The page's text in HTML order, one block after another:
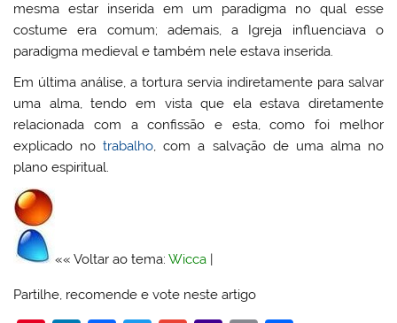
mesma estar inserida em um paradigma no qual esse
costume era comum; ademais, a Igreja influenciava o
paradigma medieval e também nele estava inserida.
Em última análise, a tortura servia indiretamente para salvar
uma alma, tendo em vista que ela estava diretamente
relacionada com a confissão e esta, como foi melhor
explicado notrabalho, com a salvação de uma alma no
plano espiritual.
«« Voltar ao tema:Wicca
Partilhe, recomende e vote neste artigo